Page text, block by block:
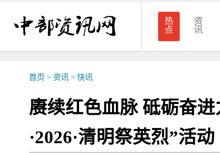
热
点
资
讯
首页 > 资讯 > 快讯
赓续红色血脉 砥砺奋
·2026·清明祭英烈”活动